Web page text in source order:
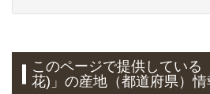
このページで提供している
花)」の産地（都道府県）情